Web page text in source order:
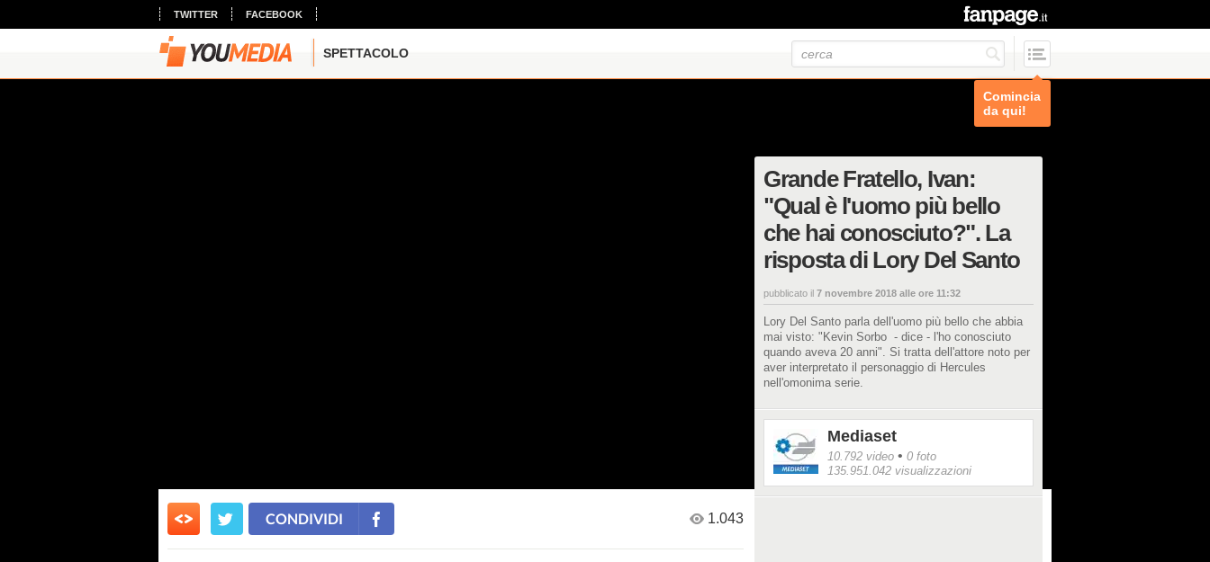
TWITTER FACEBOOK
SPETTACOLO
Comincia
da qui!
Grande Fratello, Ivan:
"Qual è l'uomo più bello
che hai conosciuto?". La
risposta di Lory Del Santo
pubblicato il 7 novembre 2018 alle ore 11:32
Lory Del Santo parla dell'uomo più bello che abbia
mai visto: "Kevin Sorbo - dice - l'ho conosciuto
quando aveva 20 anni". Si tratta dell'attore noto per
aver interpretato il personaggio di Hercules
nell'omonima serie.
Mediaset
10.792 video • 0 foto
135.951.042 visualizzazioni
CONDIVIDI 1.043